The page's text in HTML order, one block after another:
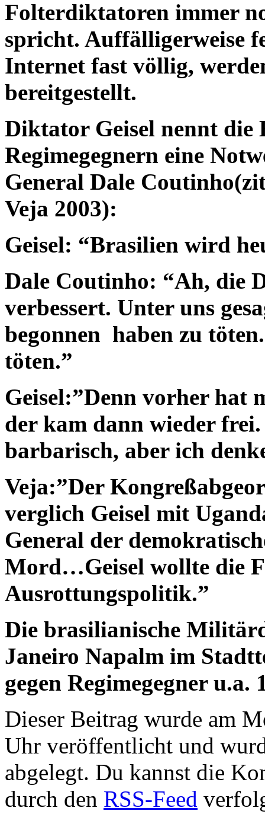
Folterdiktatoren immer
spricht. Auffälligerweise
Internet fast völlig,
bereitgestellt.
Diktator Geisel nennt die
Regimegegnern eine
General Dale
Veja 2003):
Geisel: “Brasilien wird
Dale Coutinho: “Ah, die
verbessert. Unter uns
begonnen haben zu
töten.”
Geisel:”Denn vorher hat
der kam dann wieder
barbarisch, aber ich
Veja:”Der
verglich Geisel mit
General der
Mord…Geisel wollte die
Ausrottungspolitik.”
Die brasilianische
Janeiro Napalm im
gegen Regimegegner
Dieser Beitrag wurde am
Uhr veröffentlicht und
abgelegt. Du kannst die
durch den RSS-Feed